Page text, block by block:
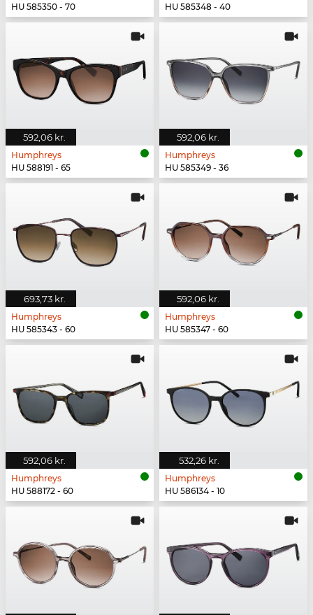
HU 585350 - 70
HU 585348 - 40
592,06 kr.
Humphreys
HU 588191 - 65
592,06 kr.
Humphreys
HU 585349 - 36
693,73 kr.
Humphreys
HU 585343 - 60
592,06 kr.
Humphreys
HU 585347 - 60
592,06 kr.
Humphreys
HU 588172 - 60
532,26 kr.
Humphreys
HU 586134 - 10